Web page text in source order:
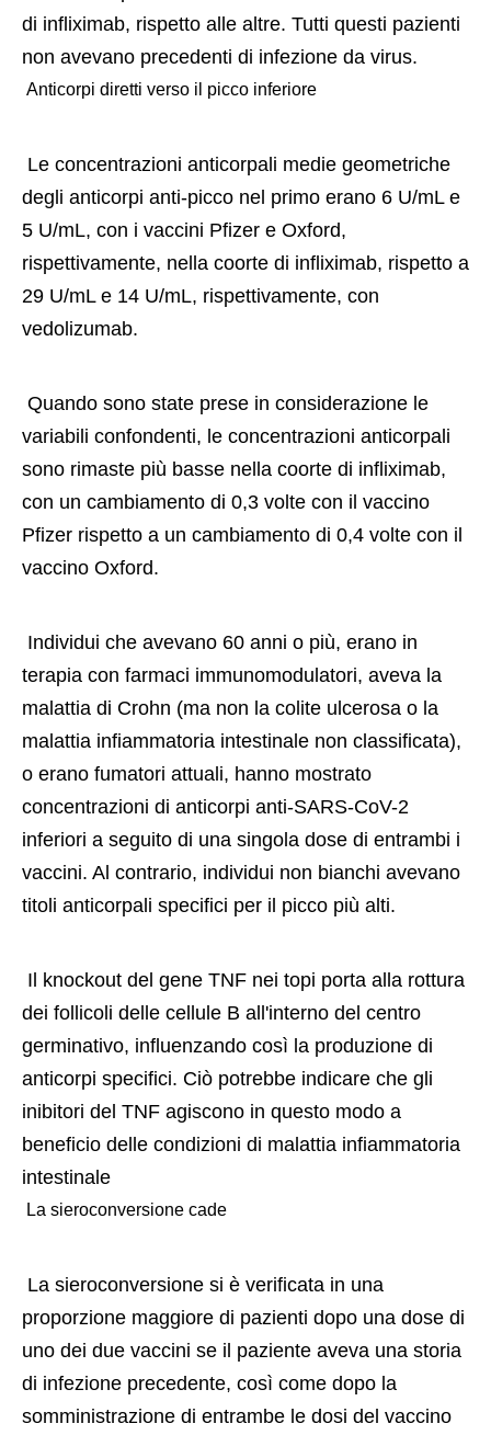
di infliximab, rispetto alle altre. Tutti questi pazienti
non avevano precedenti di infezione da virus.
Anticorpi diretti verso il picco inferiore
degli anticorpi anti-picco nel primo erano 6 U/mL e
5 U/mL, con i vaccini Pfizer e Oxford,
rispettivamente, nella coorte di infliximab, rispetto a
29 U/mL e 14 U/mL, rispettivamente, con
vedolizumab.
variabili confondenti, le concentrazioni anticorpali
sono rimaste più basse nella coorte di infliximab,
con un cambiamento di 0,3 volte con il vaccino
Pfizer rispetto a un cambiamento di 0,4 volte con il
vaccino Oxford.
terapia con farmaci immunomodulatori, aveva la
malattia di Crohn (ma non la colite ulcerosa o la
malattia infiammatoria intestinale non classificata),
o erano fumatori attuali, hanno mostrato
concentrazioni di anticorpi anti-SARS-CoV-2
inferiori a seguito di una singola dose di entrambi i
vaccini. Al contrario, individui non bianchi avevano
titoli anticorpali specifici per il picco più alti.
dei follicoli delle cellule B all'interno del centro
germinativo, influenzando così la produzione di
anticorpi specifici. Ciò potrebbe indicare che gli
inibitori del TNF agiscono in questo modo a
beneficio delle condizioni di malattia infiammatoria
intestinale
La sieroconversione cade
proporzione maggiore di pazienti dopo una dose di
uno dei due vaccini se il paziente aveva una storia
di infezione precedente, così come dopo la
somministrazione di entrambe le dosi del vaccino